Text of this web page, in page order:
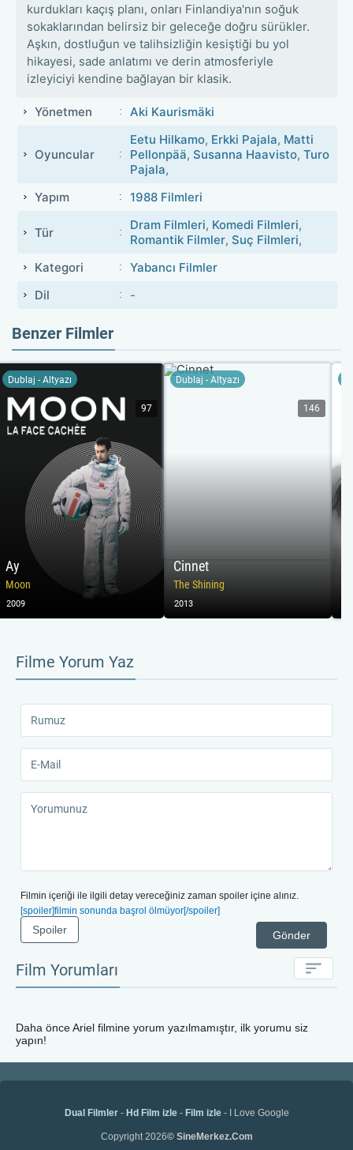
kurdukları kaçış planı, onları Finlandiya'nın soğuk
sokaklarından belirsiz bir geleceğe doğru sürükler.
Aşkın, dostluğun ve talihsizliğin kesiştiği bu yol
hikayesi, sade anlatımı ve derin atmosferiyle
izleyiciyi kendine bağlayan bir klasik.
Yönetmen Aki Kaurismäki
Oyuncular
Eetu Hilkamo, Erkki Pajala, Matti
Pellonpää, Susanna Haavisto, Turo
Pajala,
Yapım
1988 Filmleri
Tür Dram Filmleri, Komedi Filmleri,
Romantik Filmler, Suç Filmleri,
Kategori
Yabancı Filmler
Dil
-
Benzer Filmler
Ay
Moon
Dublaj - Altyazı
97
2009
Cinnet
The Shining
Dublaj - Altyazı
146
2013
Filme Yorum Yaz
Filmin içeriği ile ilgili detay vereceğiniz zaman spoiler içine alınız.
[spoiler]filmin sonunda başrol ölmüyor[/spoiler]
Gönder
Spoiler
Film Yorumları
Daha önceAriel filmine yorum yazılmamıştır, ilk yorumu siz
yapın!
Dual Filmler- Hd Film izle- Film izle- I Love Google
Copyright 2026© SineMerkez.Com